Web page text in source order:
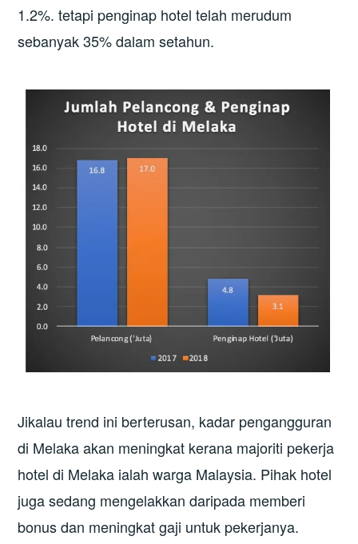
1.2%. tetapi penginap hotel telah merudum
sebanyak 35% dalam setahun.
Jikalau trend ini berterusan, kadar pengangguran
di Melaka akan meningkat kerana majoriti pekerja
hotel di Melaka ialah warga Malaysia. Pihak hotel
juga sedang mengelakkan daripada memberi
bonus dan meningkat gaji untuk pekerjanya.